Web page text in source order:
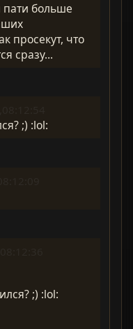
пати больше
просекут, что
сразу...
;) :lol:
;) :lol: